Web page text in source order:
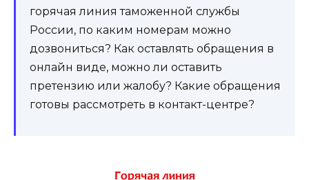
горячая линия таможенной службы
России, по каким номерам можно
дозвониться? Как оставлять обращения в
онлайн виде, можно ли оставить
претензию или жалобу? Какие обращения
готовы рассмотреть в контакт-центре?